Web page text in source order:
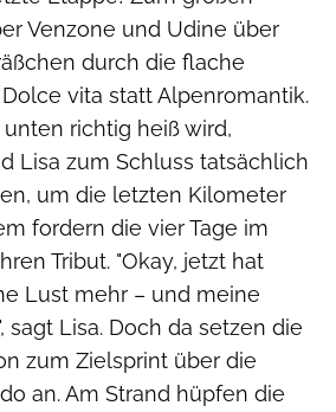
Venzone und Udine über
durch die flache
vita statt Alpenromantik.
richtig heiß wird,
Lisa zum Schluss tatsächlich
um die letzten Kilometer
fordern die vier Tage im
Tribut. "Okay, jetzt hat
Lust mehr – und meine
sagt Lisa. Doch da setzen die
zum Zielsprint über die
an. Am Strand hüpfen die